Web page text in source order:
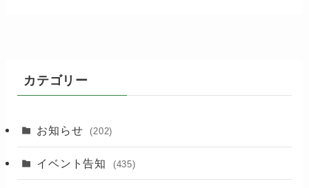
カテゴリー
お知らせ (202)
イベント告知 (435)